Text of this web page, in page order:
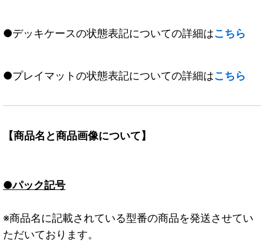
●デッキケースの状態表記についての詳細はこちら
●プレイマットの状態表記についての詳細はこちら
【商品名と商品画像について】
●パック記号
※商品名に記載されている型番の商品を発送させてい
ただいております。